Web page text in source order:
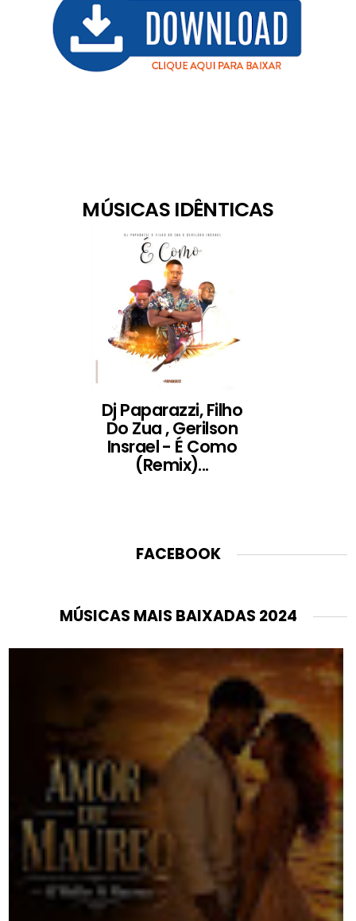
MÚSICAS IDÊNTICAS
Dj Paparazzi, Filho
Do Zua , Gerilson
Insrael - É Como
(Remix)...
FACEBOOK
MÚSICAS MAIS BAIXADAS 2024